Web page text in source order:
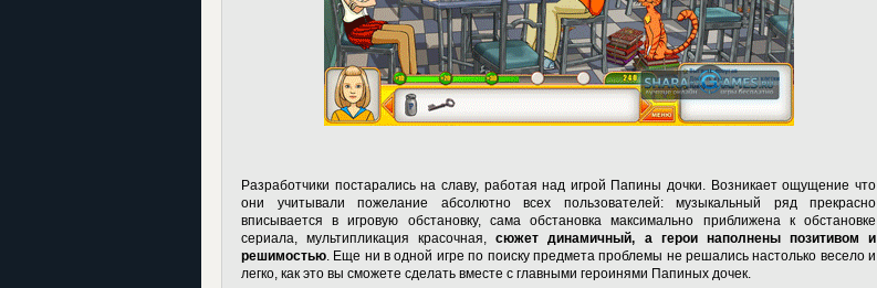
Разработчики постарались на славу, работая над игрой Папины дочки. Возникает ощущение что
они учитывали пожелание абсолютно всех пользователей: музыкальный ряд прекрасно
вписывается в игровую обстановку, сама обстановка максимально приближена к обстановке
сериала, мультипликация красочная,сюжет динамичный, а герои наполнены позитивом и
решимостью. Еще ни в одной игре по поиску предмета проблемы не решались настолько весело и
легко, как это вы сможете сделать вместе с главными героинями Папиных дочек.